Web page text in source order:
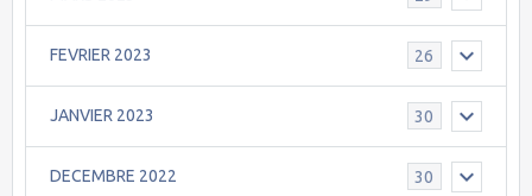
FEVRIER 2023 26
JANVIER 2023 30
DECEMBRE 2022 30